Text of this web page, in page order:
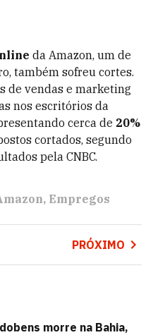
da Amazon, um de
também sofreu cortes.
de vendas e marketing
nos escritórios da
cerca de 20%
cortados, segundo
pela CNBC.
Empregos
PRÓXIMO
morre na Bahia,